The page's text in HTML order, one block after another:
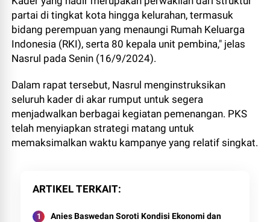
partai di tingkat kota hingga kelurahan, termasuk
bidang perempuan yang menaungi Rumah Keluarga
Indonesia (RKI), serta 80 kepala unit pembina," jelas
Nasrul pada Senin (16/9/2024).
Dalam rapat tersebut, Nasrul menginstruksikan
seluruh kader di akar rumput untuk segera
menjadwalkan berbagai kegiatan pemenangan. PKS
telah menyiapkan strategi matang untuk
memaksimalkan waktu kampanye yang relatif singkat.
ARTIKEL TERKAIT
Anies Baswedan Soroti Kondisi Ekonomi dan